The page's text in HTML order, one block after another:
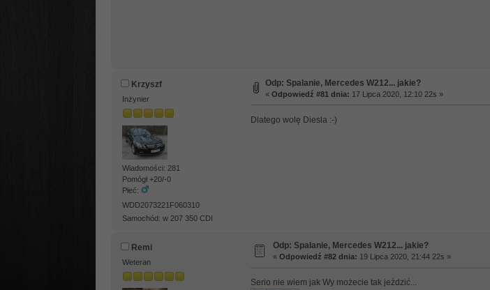
Krzyszf
Inżynier
Wiadomości: 281
Pomógł +20/-0
Płeć:
WDD2073221F060310
Samochód: w 207 350 CDI
Odp: Spalanie, Mercedes W212... jakie?
« Odpowiedź #81 dnia: 17 Lipca 2020, 12:10 22s »
Dlatego wolę Diesla :-)
Remi
Weteran
Odp: Spalanie, Mercedes W212... jakie?
« Odpowiedź #82 dnia: 19 Lipca 2020, 21:44 22s »
Serio nie wiem jak Wy możecie tak jeździć...